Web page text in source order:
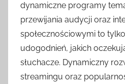
dynamiczne programy
przewijania audycji oraz
społecznościowymi to
udogodnień, jakich
słuchacze. Dynamiczny
streamingu oraz